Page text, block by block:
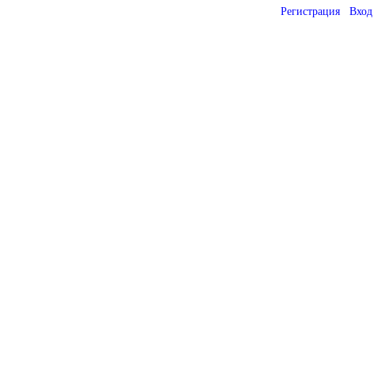
Регистрация Вход